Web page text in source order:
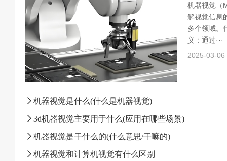
机器视觉（
解视觉信息
多个领域。
义：通过···
2025-03-06
机器视觉是什么(什么是机器视觉)
3d机器视觉主要用于什么(应用在哪些场景)
机器视觉是干什么的(什么意思/干嘛的)
机器视觉和计算机视觉有什么区别